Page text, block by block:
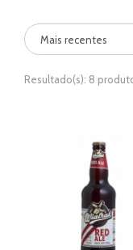
Resultado(s): 8